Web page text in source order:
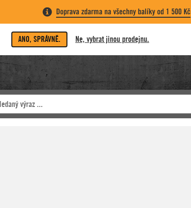
Doprava zdarma na všechny balíky od 1 500 Kč
ANO, SPRÁVNĚ. Ne, vybrat jinou prodejnu.